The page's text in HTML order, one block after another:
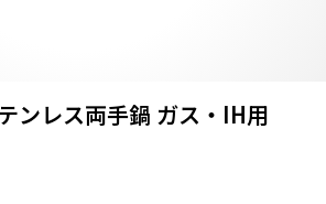
ンレス両手鍋 ガス・IH用